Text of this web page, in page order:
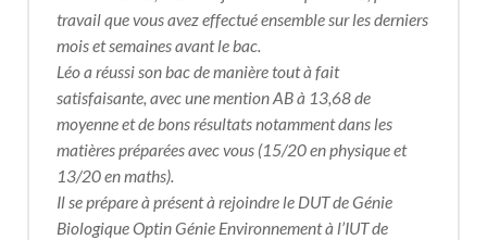
travail que vous avez effectué ensemble sur les derniers
mois et semaines avant le bac.
Léo a réussi son bac de manière tout à fait
satisfaisante, avec une mention AB à 13,68 de
moyenne et de bons résultats notamment dans les
matières préparées avec vous (15/20 en physique et
13/20 en maths).
Il se prépare à présent à rejoindre le DUT de Génie
Biologique Optin Génie Environnement à l’IUT de